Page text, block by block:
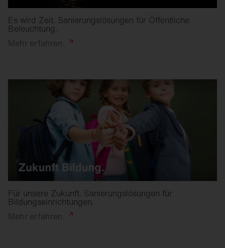
Es wird Zeit. Sanierungslösungen für Öffentliche
Beleuchtung.
Mehr erfahren.
Für unsere Zukunft. Sanierungslösungen für
Bildungseinrichtungen.
Mehr erfahren.